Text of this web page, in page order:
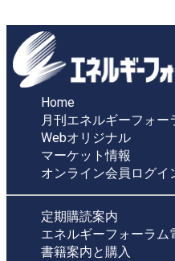
Home
月刊エネルギーフォー
Webオリジナル
マーケット情報
オンライン会員ログイ
定期購読案内
エネルギーフォーラム
書籍案内と購入